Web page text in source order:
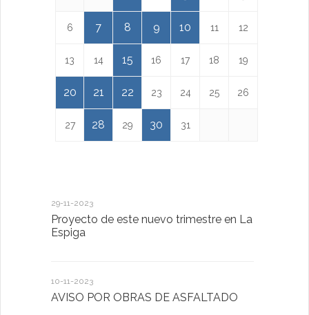
6 7 8 9 10 11 12
13 14 15 16 17 18 19
20 21 22 23 24 25 26
27 28 29 30 31
29-11-2023
Proyecto de este nuevo trimestre en La
Espiga
10-11-2023
AVISO POR OBRAS DE ASFALTADO